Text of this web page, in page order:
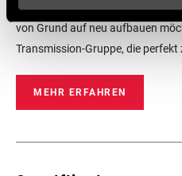
Egal, ob du dein gutes altes Bike
von Grund auf neu aufbauen
Transmission-Gruppe, die
MEHR ERFAHREN